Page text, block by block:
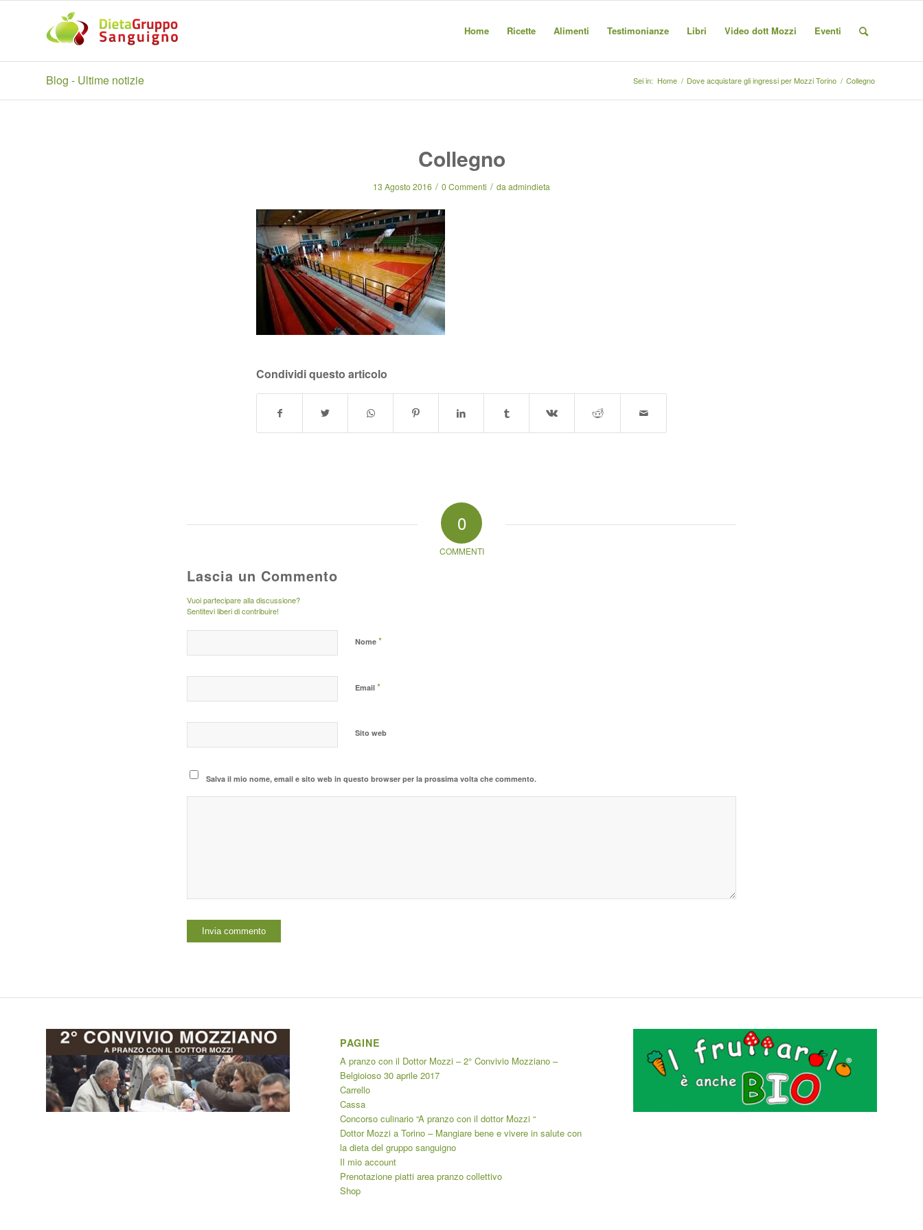
Home Ricette Alimenti Testimonianze Libri Video dott Mozzi Eventi
Blog - Ultime notizie Sei in: Home / Dove acquistare gli ingressi per Mozzi Torino / Collegno
Collegno
13 Agosto 2016 / 0 Commenti / da admindieta
Condividi questo articolo
0
COMMENTI
Lascia un Commento
Vuoi partecipare alla discussione?
Sentitevi liberi di contribuire!
Nome *
Email *
Sito web
Salva il mio nome, email e sito web in questo browser per la prossima volta che commento.
PAGINE
A pranzo con il Dottor Mozzi – 2° Convivio Mozziano –
Belgioioso 30 aprile 2017
Carrello
Cassa
Concorso culinario “A pranzo con il dottor Mozzi “
Dottor Mozzi a Torino – Mangiare bene e vivere in salute con
la dieta del gruppo sanguigno
Il mio account
Prenotazione piatti area pranzo collettivo
Shop